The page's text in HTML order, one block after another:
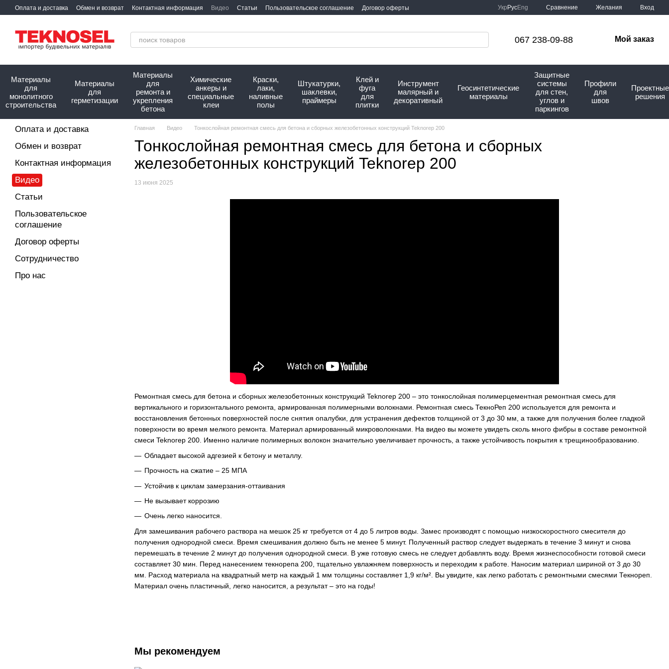
Перейти к основному контенту
Оплата и доставка Обмен и возврат Контактная информация Видео Статьи Пользовательское соглашение
Договор оферты
Укр РусEng Сравнение Желания Вход
067 238-09-88 Мой заказ
Материалы
для
монолитного
строительства
Материалы
для
герметизации
Материалы
для
ремонта и
укрепления
бетона
Химические
анкеры и
специальные
клеи
Краски,
лаки,
наливные
полы
Штукатурки,
шаклевки,
праймеры
Клей и
фуга
для
плитки
Инструмент
малярный и
декоративный
Геосинтетические
материалы
Защитные
системы
для стен,
углов и
паркингов
Профили
для
швов
Проектные
решения
Главная Видео Тонкослойная ремонтная смесь для бетона и сборных железобетонных конструкций Teknorep 200
Тонкослойная ремонтная смесь для бетона и сборных
железобетонных конструкций Teknorep 200
13 июня 2025
Ремонтная смесь для бетона и сборных железобетонных конструкций Teknorep 200 – это тонкослойная полимерцементная ремонтная смесь для
вертикального и горизонтального ремонта, армированная полимерными волокнами. Ремонтная смесь ТекноРеп 200 используется для ремонта и
восстановления бетонных поверхностей после снятия опалубки, для устранения дефектов толщиной от 3 до 30 мм, а также для получения более гладкой
поверхности во время мелкого ремонта. Материал армированный микроволокнами. На видео вы можете увидеть сколь много фибры в составе ремонтной
смеси Teknorep 200. Именно наличие полимерных волокон значительно увеличивает прочность, а также устойчивость покрытия к трещинообразованию.
Обладает высокой адгезией к бетону и металлу.
Прочность на сжатие – 25 МПА
Устойчив к циклам замерзания-оттаивания
Не вызывает коррозию
Очень легко наносится.
Для замешивания рабочего раствора на мешок 25 кг требуется от 4 до 5 литров воды. Замес производят с помощью низкоскоростного смесителя до
получения однородной смеси. Время смешивания должно быть не менее 5 минут. Полученный раствор следует выдержать в течение 3 минут и снова
перемешать в течение 2 минут до получения однородной смеси. В уже готовую смесь не следует добавлять воду. Время жизнеспособности готовой смеси
составляет 30 мин. Перед нанесением текнорепа 200, тщательно увлажняем поверхность и переходим к работе. Наносим материал шириной от 3 до 30
мм. Расход материала на квадратный метр на каждый 1 мм толщины составляет 1,9 кг/м². Вы увидите, как легко работать с ремонтными смесями Текнореп.
Материал очень пластичный, легко наносится, а результат – это на годы!
Мы рекомендуем
Оплата и доставка
Обмен и возврат
Контактная информация
Видео
Статьи
Пользовательское
соглашение
Договор оферты
Сотрудничество
Про нас